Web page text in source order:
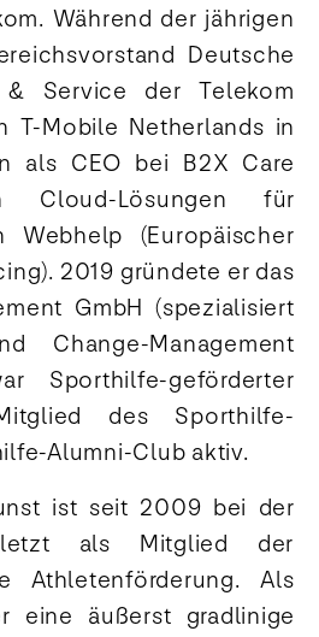
Während der jährigen
Deutsche
& Service der Telekom
T-Mobile Netherlands in
als CEO bei B2X Care
Cloud-Lösungen für
(Europäischer
2019 gründete er das
GmbH (spezialisiert
Change-Management
Sporthilfe-geförderter
des Sporthilfe-
Alumni-Club aktiv.
ist seit 2009 bei der
als Mitglied der
Athletenförderung. Als
eine äußerst gradlinige